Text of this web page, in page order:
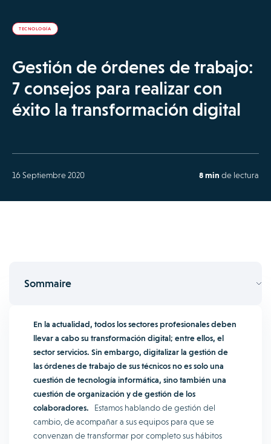
TECNOLOGÍA
Gestión de órdenes de trabajo:
7 consejos para realizar con
éxito la transformación digital
16 Septiembre 2020 8 min de lectura
Sommaire
En la actualidad, todos los sectores profesionales deben
llevar a cabo su transformación digital; entre ellos, el
sector servicios. Sin embargo, digitalizar la gestión de
las órdenes de trabajo de sus técnicos no es solo una
cuestión de tecnología informática, sino también una
cuestión de organización y de gestión de los
colaboradores. Estamos hablando de gestión del
cambio, de acompañar a sus equipos para que se
convenzan de transformar por completo sus hábitos